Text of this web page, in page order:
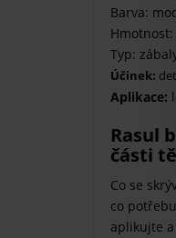
Barva:
Hmotnost:
Typ:
Účinek:
Aplikace:
Rasul
části
Co se
co
aplikujte